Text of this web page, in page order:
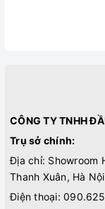
CÔNG TY TNHH
Trụ sở chính:
Địa chỉ: Showroom
Thanh Xuân, Hà Nội
Điện thoại: